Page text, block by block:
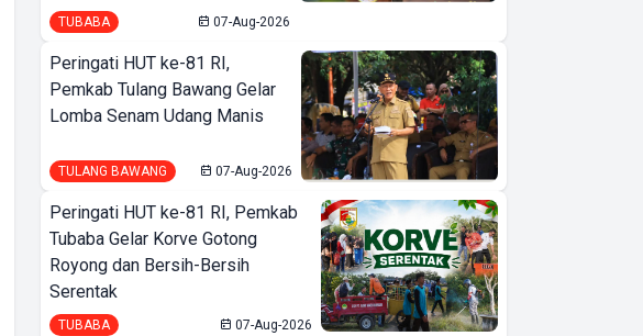
TUBABA 07-Aug-2026
Peringati HUT ke-81 RI,
Pemkab Tulang Bawang Gelar
Lomba Senam Udang Manis
TULANG BAWANG 07-Aug-2026
Peringati HUT ke-81 RI, Pemkab
Tubaba Gelar Korve Gotong
Royong dan Bersih-Bersih
Serentak
TUBABA 07-Aug-2026